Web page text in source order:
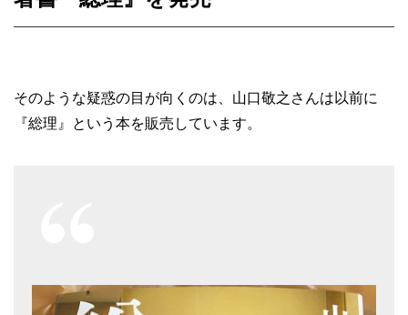
そのような疑惑の目が向くのは、山口敬之さんは以前に
『総理』という本を販売しています。